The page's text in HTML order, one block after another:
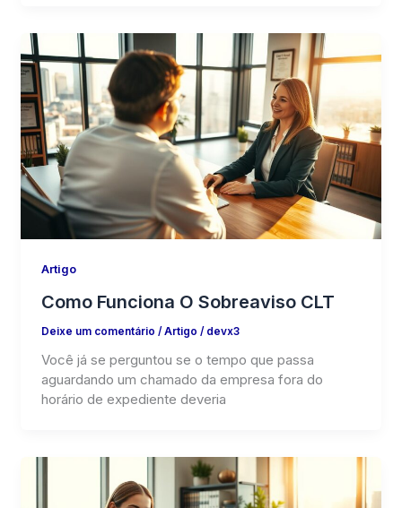
Artigo
Como Funciona O Sobreaviso CLT
Deixe um comentário / Artigo / devx3
Você já se perguntou se o tempo que passa
aguardando um chamado da empresa fora do
horário de expediente deveria